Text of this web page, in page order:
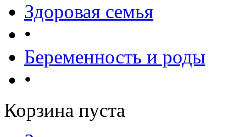
Здоровая семья
•
Беременность и роды
•
Корзина пуста